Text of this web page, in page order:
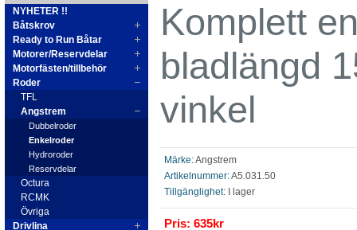
NYHETER !!
Båtskrov
Ready to Run Båtar
Motorer/Reservdelar
Motorfästen/tillbehör
Roder
TFL
Angstrem
Dubbelroder
Enkelroder
Hydroroder
Reservdelar
Octura
RCMK
Övriga
Drivlina
Komplett
bladlängd
vinkel
Märke:Angstrem
Artikelnummer:A5.031.50
Tillgänglighet: I lager
Pris: 635kr